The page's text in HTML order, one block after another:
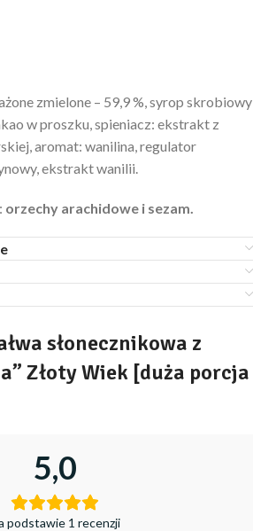
zmielone – 59,9 %, syrop skrobiowy
w proszku, spieniacz: ekstrakt z
aromat: wanilina, regulator
ekstrakt wanilii.
orzechy arachidowe i sezam.
słonecznikowa z
Złoty Wiek [duża porcja
5,0
podstawie 1 recenzji